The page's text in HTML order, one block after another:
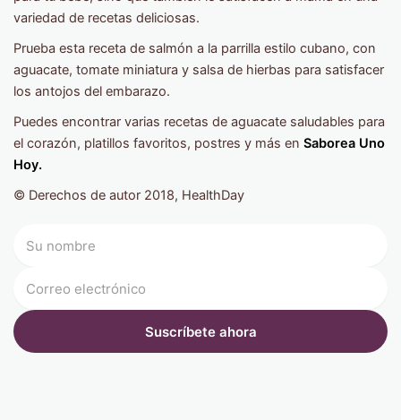
variedad de recetas deliciosas.
Prueba esta receta de salmón a la parrilla estilo cubano, con
aguacate, tomate miniatura y salsa de hierbas para satisfacer
los antojos del embarazo.
Puedes encontrar varias recetas de aguacate saludables para
el corazón, platillos favoritos, postres y más en Saborea Uno
Hoy.
© Derechos de autor 2018, HealthDay